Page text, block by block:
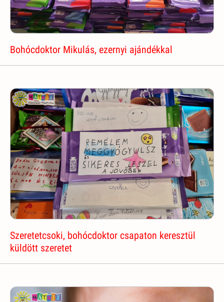
Bohócdoktor Mikulás, ezernyi ajándékkal
Szeretetcsoki, bohócdoktor csapaton keresztül
küldött szeretet